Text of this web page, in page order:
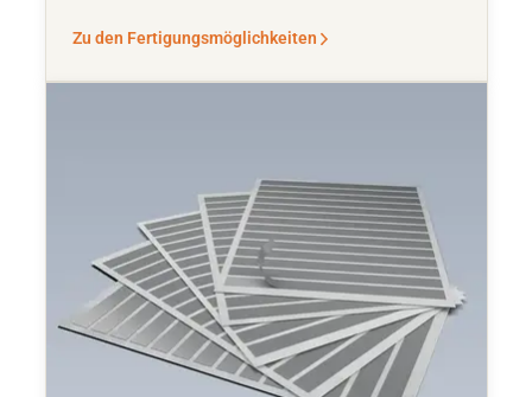
Zu den Fertigungsmöglichkeiten